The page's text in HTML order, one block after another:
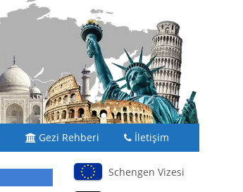
Gezi Rehberi İletişim
Schengen Vizesi